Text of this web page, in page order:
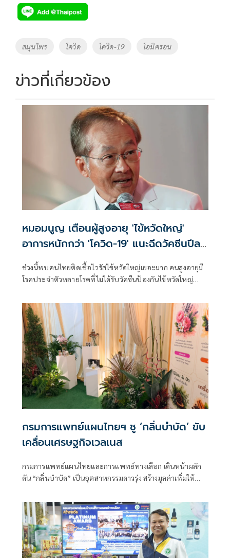
e
b
o
k
tt
er
p
y
Li
k
Tags
สมุนไพร โควิด โควิด-19 โอมิครอน
ข่าวที่เกี่ยวข้อง
หมอมนูญ เตือนผู้สูงอายุ 'ไข้หวัดใหญ่'
อาการหนักกว่า 'โควิด-19' แนะฉีดวัคซีนปีละ
เข็ม ลดรุนแรง
ช่วงนี้พบคนไทยติดเชื้อไวรัสไข้หวัดใหญ่เยอะมาก คนสูงอายุมี
โรคประจำตัวหลายโรคที่ไม่ได้รับวัคซีนป้องกันไข้หวัดใหญ่
กรมการแพทย์แผนไทยฯ ชู ‘กลิ่นบำบัด’ ขับ
เคลื่อนเศรษฐกิจเวลเนส
กรมการแพทย์แผนไทยและการแพทย์ทางเลือก เดินหน้าผลัก
ดัน “กลิ่นบำบัด” เป็นอุตสาหกรรมดาวรุ่ง สร้างมูลค่าเพิ่มให้